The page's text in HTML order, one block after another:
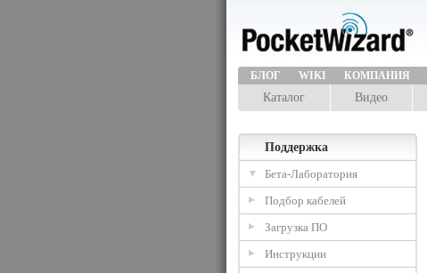
БЛОГ WIKI КОМПАНИЯ
Каталог Видео
Поддержка
Бета-Лаборатория
Подбор кабелей
Загрузка ПО
Инструкции